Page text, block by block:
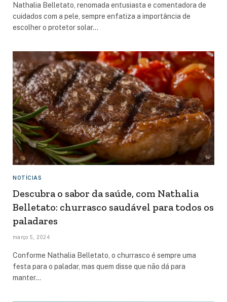
Nathalia Belletato, renomada entusiasta e comentadora de
cuidados com a pele, sempre enfatiza a importância de
escolher o protetor solar…
NOTÍCIAS
Descubra o sabor da saúde, com Nathalia
Belletato: churrasco saudável para todos os
paladares
março 5, 2024
Conforme Nathalia Belletato, o churrasco é sempre uma
festa para o paladar, mas quem disse que não dá para
manter…